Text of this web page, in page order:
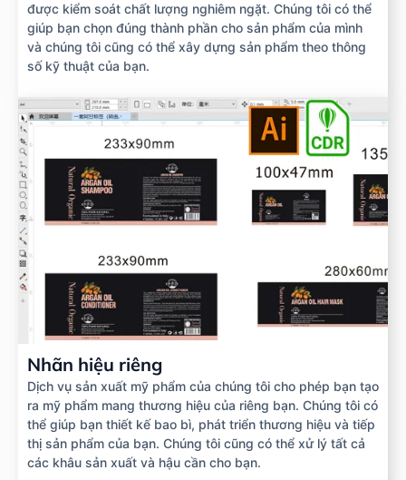
được kiểm soát chất lượng nghiêm ngặt. Chúng tôi có thể
giúp bạn chọn đúng thành phần cho sản phẩm của mình
và chúng tôi cũng có thể xây dựng sản phẩm theo thông
số kỹ thuật của bạn.
Nhãn hiệu riêng
Dịch vụ sản xuất mỹ phẩm của chúng tôi cho phép bạn tạo
ra mỹ phẩm mang thương hiệu của riêng bạn. Chúng tôi có
thể giúp bạn thiết kế bao bì, phát triển thương hiệu và tiếp
thị sản phẩm của bạn. Chúng tôi cũng có thể xử lý tất cả
các khâu sản xuất và hậu cần cho bạn.